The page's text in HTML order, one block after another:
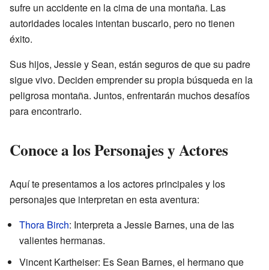
sufre un accidente en la cima de una montaña. Las
autoridades locales intentan buscarlo, pero no tienen
éxito.
Sus hijos, Jessie y Sean, están seguros de que su padre
sigue vivo. Deciden emprender su propia búsqueda en la
peligrosa montaña. Juntos, enfrentarán muchos desafíos
para encontrarlo.
Conoce a los Personajes y Actores
Aquí te presentamos a los actores principales y los
personajes que interpretan en esta aventura:
Thora Birch: Interpreta a Jessie Barnes, una de las
valientes hermanas.
Vincent Kartheiser: Es Sean Barnes, el hermano que